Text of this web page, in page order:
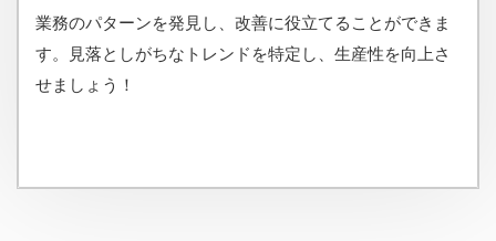
業務のパターンを発見し、改善に役立てることができま
す。見落としがちなトレンドを特定し、生産性を向上さ
せましょう！